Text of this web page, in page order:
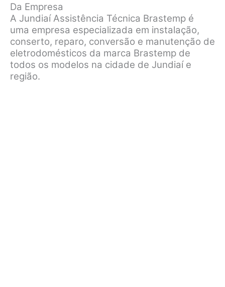
Da Empresa
A Jundiaí Assistência Técnica Brastemp é
uma empresa especializada em instalação,
conserto, reparo, conversão e manutenção de
eletrodomésticos da marca Brastemp de
todos os modelos na cidade de Jundiaí e
região.